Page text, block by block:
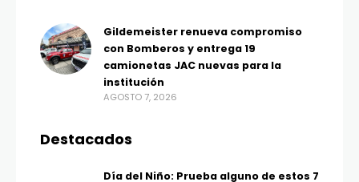
Gildemeister renueva compromiso
con Bomberos y entrega 19
camionetas JAC nuevas para la
institución
AGOSTO 7, 2026
Destacados
Día del Niño: Prueba alguno de estos 7